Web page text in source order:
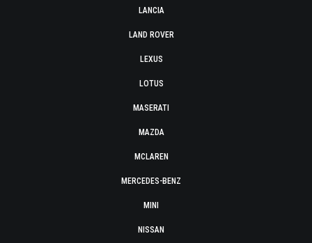
LANCIA
LAND ROVER
LEXUS
LOTUS
MASERATI
MAZDA
MCLAREN
MERCEDES-BENZ
MINI
NISSAN